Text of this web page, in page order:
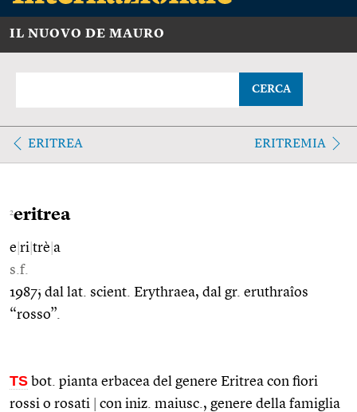
IL NUOVO DE MAURO
CERCA
ERITREA ERITREMIA
2eritrea
e ri trè a
s.f.
1987; dal lat. scient. Erythraea, dal gr. eruthraîos
“rosso”.
TS bot. pianta erbacea del genere Eritrea con fiori
rossi o rosati
con iniz. maiusc., genere della famiglia